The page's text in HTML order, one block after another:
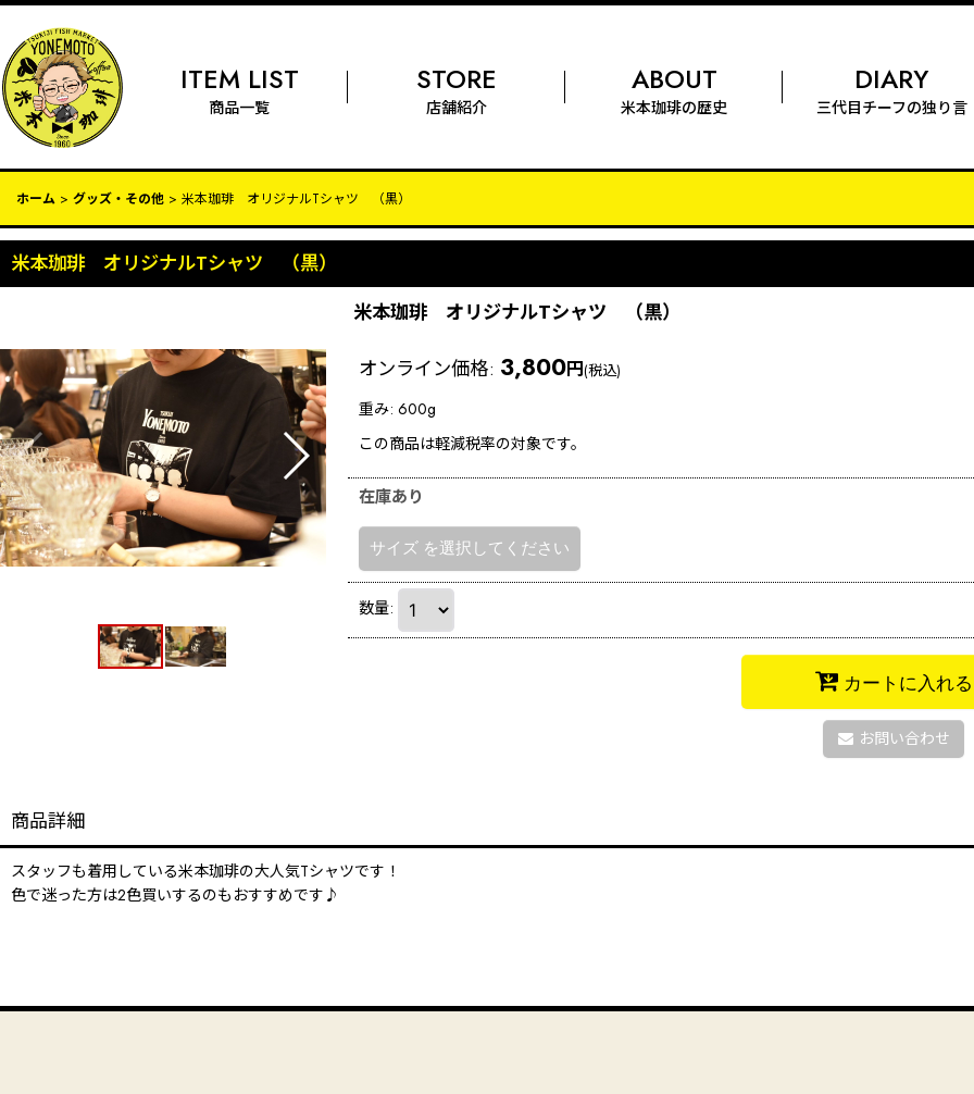
ITEM LIST
商品一覧
STORE
店舗紹介
ABOUT
米本珈琲の歴史
DIARY
三代目チーフの独り言
ホーム > グッズ・その他 > 米本珈琲 オリジナルTシャツ （黒）
米本珈琲 オリジナルTシャツ （黒）
米本珈琲 オリジナルTシャツ （黒）
オンライン価格: 3,800円(税込)
重み: 600g
この商品は軽減税率の対象です。
在庫あり
サイズ を選択してください
数量:
カートに入れる
お問い合わせ
商品詳細
スタッフも着用している米本珈琲の大人気Tシャツです！
色で迷った方は2色買いするのもおすすめです♪